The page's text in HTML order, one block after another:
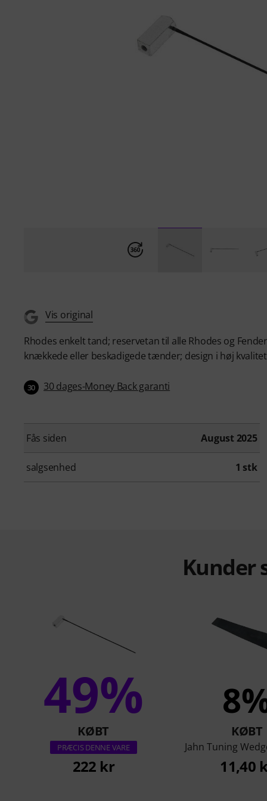
Vis original
Rhodes enkelt tand; reservetan til alle Rhodes og
knækkede eller beskadigede tænder; design i høj
30 30 dages-Money Back garanti
Fås siden August 2025
salgsenhed 1 stk
Kunder
49%
KØBT
PRÆCIS DENNE VARE
222 kr
KØBT
Jahn Tuning
11,40